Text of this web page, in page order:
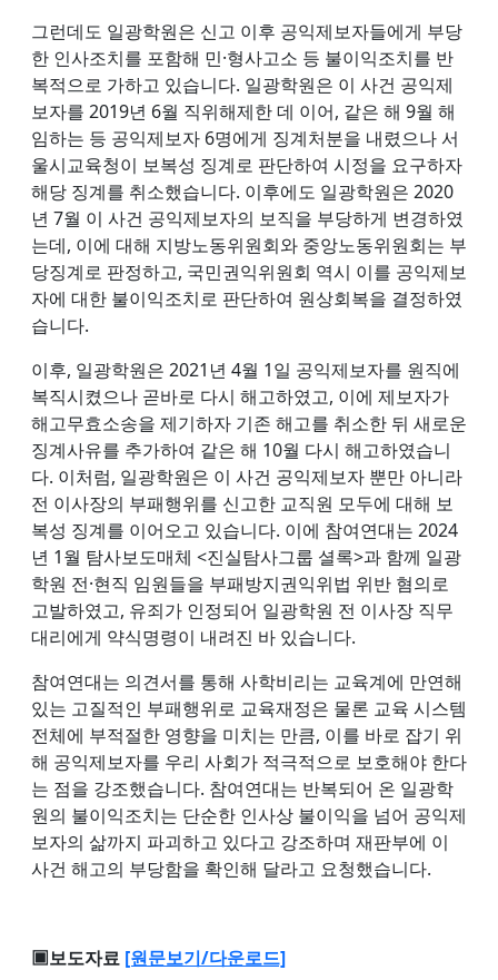
그런데도 일광학원은 신고 이후 공익제보자들에게 부당
한 인사조치를 포함해 민·형사고소 등 불이익조치를 반
복적으로 가하고 있습니다. 일광학원은 이 사건 공익제
보자를 2019년 6월 직위해제한 데 이어, 같은 해 9월 해
임하는 등 공익제보자 6명에게 징계처분을 내렸으나 서
울시교육청이 보복성 징계로 판단하여 시정을 요구하자
해당 징계를 취소했습니다. 이후에도 일광학원은 2020
년 7월 이 사건 공익제보자의 보직을 부당하게 변경하였
는데, 이에 대해 지방노동위원회와 중앙노동위원회는 부
당징계로 판정하고, 국민권익위원회 역시 이를 공익제보
자에 대한 불이익조치로 판단하여 원상회복을 결정하였
습니다.
이후, 일광학원은 2021년 4월 1일 공익제보자를 원직에
복직시켰으나 곧바로 다시 해고하였고, 이에 제보자가
해고무효소송을 제기하자 기존 해고를 취소한 뒤 새로운
징계사유를 추가하여 같은 해 10월 다시 해고하였습니
다. 이처럼, 일광학원은 이 사건 공익제보자 뿐만 아니라
전 이사장의 부패행위를 신고한 교직원 모두에 대해 보
복성 징계를 이어오고 있습니다. 이에 참여연대는 2024
년 1월 탐사보도매체 <진실탐사그룹 셜록>과 함께 일광
학원 전·현직 임원들을 부패방지권익위법 위반 혐의로
고발하였고, 유죄가 인정되어 일광학원 전 이사장 직무
대리에게 약식명령이 내려진 바 있습니다.
참여연대는 의견서를 통해 사학비리는 교육계에 만연해
있는 고질적인 부패행위로 교육재정은 물론 교육 시스템
전체에 부적절한 영향을 미치는 만큼, 이를 바로 잡기 위
해 공익제보자를 우리 사회가 적극적으로 보호해야 한다
는 점을 강조했습니다. 참여연대는 반복되어 온 일광학
원의 불이익조치는 단순한 인사상 불이익을 넘어 공익제
보자의 삶까지 파괴하고 있다고 강조하며 재판부에 이
사건 해고의 부당함을 확인해 달라고 요청했습니다.
▣보도자료 [원문보기/다운로드]